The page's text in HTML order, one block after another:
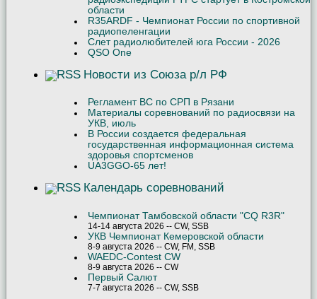
области
R35ARDF - Чемпионат России по спортивной
радиопеленгации
Слет радиолюбителей юга России - 2026
QSO One
Новости из Союза р/л РФ
Регламент ВС по СРП в Рязани
Материалы соревнований по радиосвязи на
УКВ, июль
В России создается федеральная
государственная информационная система
здоровья спортсменов
UA3GGO-65 лет!
Календарь соревнований
Чемпионат Тамбовской области "CQ R3R"
14-14 августа 2026 -- CW, SSB
УКВ Чемпионат Кемеровской области
8-9 августа 2026 -- CW, FM, SSB
WAEDC-Contest CW
8-9 августа 2026 -- CW
Первый Салют
7-7 августа 2026 -- CW, SSB